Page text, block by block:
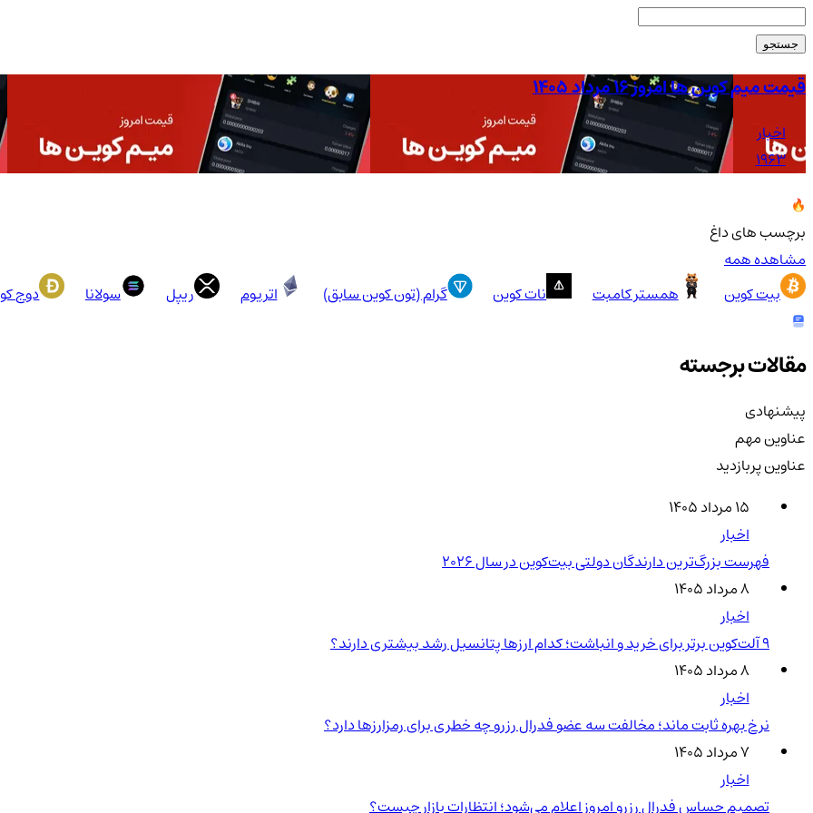
جستجو
قیمت میم کوین ها امروز ۱۶ مرداد ۱۴۰۵
اخبار
1963
برچسب های داغ
مشاهده همه
بیت کوین
همستر کامبت نات کوین گرام (تون کوین سابق) اتریوم ریپل سولانا دوج
مقالات برجسته
پیشنهادی
عناوین مهم
عناوین پربازدید
۱۵ مرداد ۱۴۰۵
اخبار
فهرست بزرگ‌ترین دارندگان دولتی بیت‌کوین در سال 2026
۸ مرداد ۱۴۰۵
اخبار
۹ آلت‌کوین برتر برای خرید و انباشت؛ کدام ارزها پتانسیل رشد بیشتری دارند؟
۸ مرداد ۱۴۰۵
اخبار
نرخ بهره ثابت ماند؛ مخالفت سه عضو فدرال رزرو چه خطری برای رمزارزها دارد؟
۷ مرداد ۱۴۰۵
اخبار
تصمیم حساس فدرال رزرو امروز اعلام می‌شود؛ انتظارات بازار چیست؟